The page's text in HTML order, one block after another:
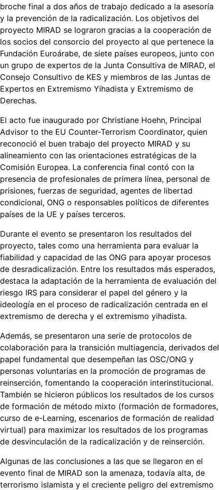
broche final a dos años de trabajo dedicado a la asesoría
y la prevención de la radicalización. Los objetivos del
proyecto MIRAD se lograron gracias a la cooperación de
los socios del consorcio del proyecto al que pertenece la
Fundación Euroárabe, de siete países europeos, junto con
un grupo de expertos de la Junta Consultiva de MIRAD, el
Consejo Consultivo de KES y miembros de las Juntas de
Expertos en Extremismo Yihadista y Extremismo de
Derechas.
El acto fue inaugurado por Christiane Hoehn, Principal
Advisor to the EU Counter-Terrorism Coordinator, quien
reconoció el buen trabajo del proyecto MIRAD y su
alineamiento con las orientaciones estratégicas de la
Comisión Europea. La conferencia final contó con la
presencia de profesionales de primera línea, personal de
prisiones, fuerzas de seguridad, agentes de libertad
condicional, ONG o responsables políticos de diferentes
países de la UE y países terceros.
Durante el evento se presentaron los resultados del
proyecto, tales como una herramienta para evaluar la
fiabilidad y capacidad de las ONG para apoyar procesos
de desradicalización. Entre los resultados más esperados,
destaca la adaptación de la herramienta de evaluación del
riesgo IRS para considerar el papel del género y la
ideología en el proceso de radicalización centrada en el
extremismo de derecha y el extremismo yihadista.
Además, se presentaron una serie de protocolos de
colaboración para la transición multiagencia, derivados del
papel fundamental que desempeñan las OSC/ONG y
personas voluntarias en la promoción de programas de
reinserción, fomentando la cooperación interinstitucional.
También se hicieron públicos los resultados de los cursos
de formación de método mixto (formación de formadores,
curso de e-Learning, escenarios de formación de realidad
virtual) para maximizar los resultados de los programas
de desvinculación de la radicalización y de reinserción.
Algunas de las conclusiones a las que se llegaron en el
evento final de MIRAD son la amenaza, todavía alta, de
terrorismo islamista y el creciente peligro del extremismo